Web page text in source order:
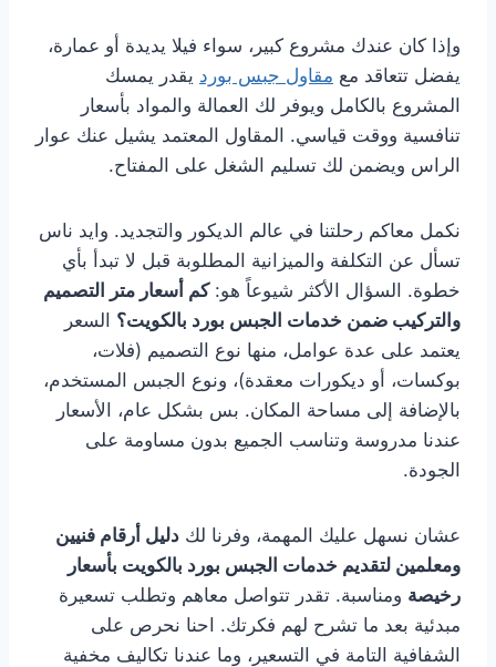
وإذا كان عندك مشروع كبير، سواء فيلا يديدة أو عمارة،
يفضل تتعاقد مع مقاول جبس بورد يقدر يمسك
المشروع بالكامل ويوفر لك العمالة والمواد بأسعار
تنافسية ووقت قياسي. المقاول المعتمد يشيل عنك عوار
الراس ويضمن لك تسليم الشغل على المفتاح.
نكمل معاكم رحلتنا في عالم الديكور والتجديد. وايد ناس
تسأل عن التكلفة والميزانية المطلوبة قبل لا تبدأ بأي
خطوة. السؤال الأكثر شيوعاً هو:كم أسعار متر التصميم
والتركيب ضمن خدمات الجبس بورد بالكويت؟ السعر
يعتمد على عدة عوامل، منها نوع التصميم (فلات،
بوكسات، أو ديكورات معقدة)، ونوع الجبس المستخدم،
بالإضافة إلى مساحة المكان. بس بشكل عام، الأسعار
عندنا مدروسة وتناسب الجميع بدون مساومة على
الجودة.
عشان نسهل عليك المهمة، وفرنا لك دليل أرقام فنيين
ومعلمين لتقديم خدمات الجبس بورد بالكويت بأسعار
رخيصة ومناسبة. تقدر تتواصل معاهم وتطلب تسعيرة
مبدئية بعد ما تشرح لهم فكرتك. احنا نحرص على
الشفافية التامة في التسعير، وما عندنا تكاليف مخفية